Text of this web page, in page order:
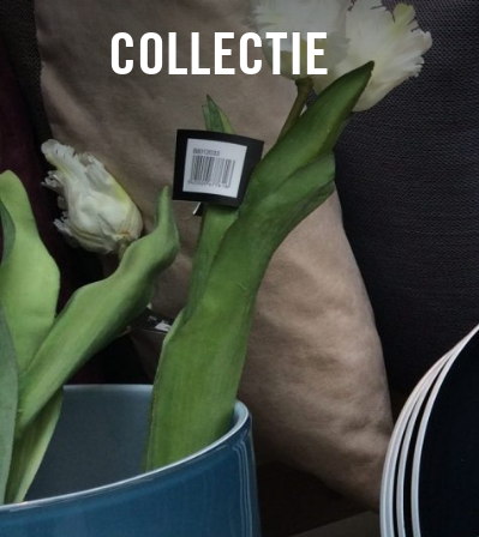
COLLECTIE